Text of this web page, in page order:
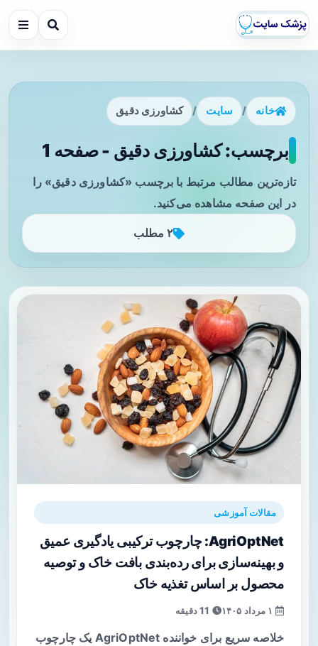
خانه / سایت / کشاورزی دقیق
برچسب: کشاورزی دقیق - صفحه 1
تازه‌ترین مطالب مرتبط با برچسب «کشاورزی دقیق» را
در این صفحه مشاهده می‌کنید.
۲ مطلب
مقالات آموزشی
AgriOptNet: چارچوب ترکیبی یادگیری عمیق
و بهینه‌سازی برای رده‌بندی بافت خاک و توصیه
محصول بر اساس تغذیه خاک
خلاصه سریع برای خواننده AgriOptNet یک چارچوب